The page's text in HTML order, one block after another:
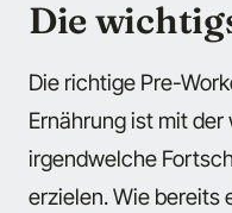
Die
Die richtige Pre-
Ernährung ist mit
irgendwelche
erzielen. Wie bereits